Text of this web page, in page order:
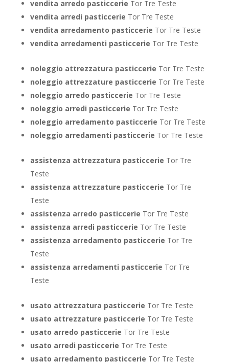
vendita arredo pasticcerie Tor Tre Teste
vendita arredi pasticcerie Tor Tre Teste
vendita arredamento pasticcerie Tor Tre Teste
vendita arredamenti pasticcerie Tor Tre Teste
noleggio attrezzatura pasticcerie Tor Tre Teste
noleggio attrezzature pasticcerie Tor Tre Teste
noleggio arredo pasticcerie Tor Tre Teste
noleggio arredi pasticcerie Tor Tre Teste
noleggio arredamento pasticcerie Tor Tre Teste
noleggio arredamenti pasticcerie Tor Tre Teste
assistenza attrezzatura pasticcerie Tor Tre
Teste
assistenza attrezzature pasticcerie Tor Tre
Teste
assistenza arredo pasticcerie Tor Tre Teste
assistenza arredi pasticcerie Tor Tre Teste
assistenza arredamento pasticcerie Tor Tre
Teste
assistenza arredamenti pasticcerie Tor Tre
Teste
usato attrezzatura pasticcerie Tor Tre Teste
usato attrezzature pasticcerie Tor Tre Teste
usato arredo pasticcerie Tor Tre Teste
usato arredi pasticcerie Tor Tre Teste
usato arredamento pasticcerie Tor Tre Teste